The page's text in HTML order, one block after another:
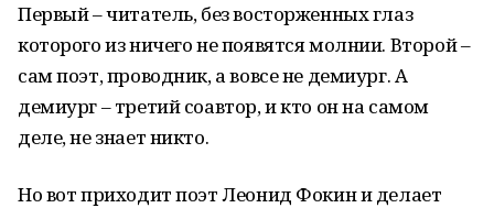
Первый – читатель, без восторженных глаз
которого из ничего не появятся молнии. Второй –
сам поэт, проводник, а вовсе не демиург. А
демиург – третий соавтор, и кто он на самом
деле, не знает никто.
Но вот приходит поэт Леонид Фокин и делает